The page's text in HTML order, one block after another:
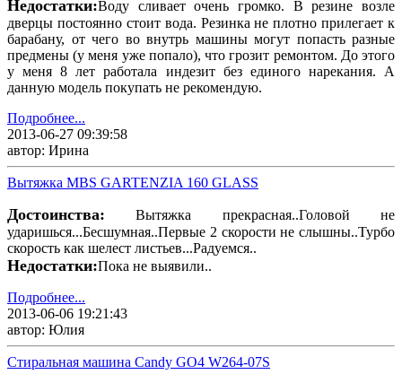
Недостатки:Воду сливает очень громко. В резине возле
дверцы постоянно стоит вода. Резинка не плотно прилегает к
барабану, от чего во внутрь машины могут попасть разные
предмены (у меня уже попало), что грозит ремонтом. До этого
у меня 8 лет работала индезит без единого нарекания. А
данную модель покупать не рекомендую.
Подробнее...
2013-06-27 09:39:58
автор: Ирина
Вытяжка MBS GARTENZIA 160 GLASS
Достоинства: Вытяжка прекрасная..Головой не
ударишься...Бесшумная..Первые 2 скорости не слышны..Турбо
скорость как шелест листьев...Радуемся..
Недостатки:Пока не выявили..
Подробнее...
2013-06-06 19:21:43
автор: Юлия
Стиральная машина Candy GO4 W264-07S